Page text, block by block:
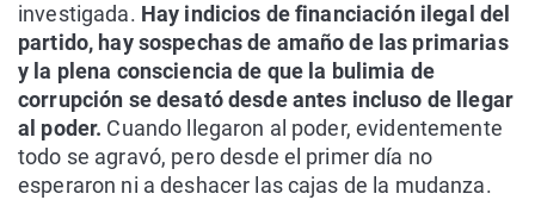
investigada. Hay indicios de financiación ilegal del
partido, hay sospechas de amaño de las primarias
y la plena consciencia de que la bulimia de
corrupción se desató desde antes incluso de llegar
al poder. Cuando llegaron al poder, evidentemente
todo se agravó, pero desde el primer día no
esperaron ni a deshacer las cajas de la mudanza.